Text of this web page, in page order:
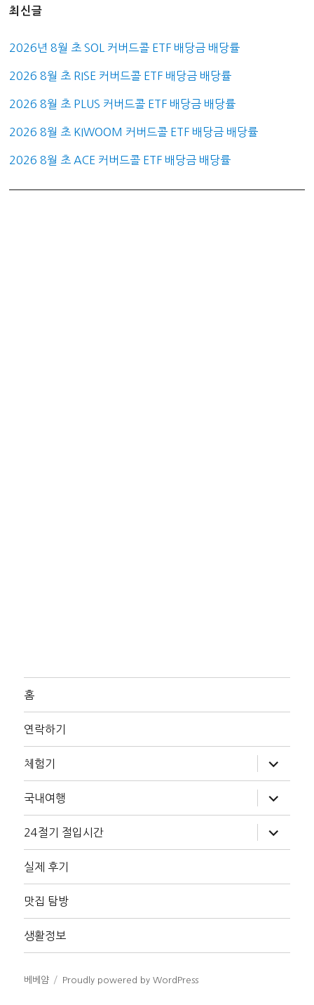
최신글
2026년 8월 초 SOL 커버드콜 ETF 배당금 배당률
2026 8월 초 RISE 커버드콜 ETF 배당금 배당률
2026 8월 초 PLUS 커버드콜 ETF 배당금 배당률
2026 8월 초 KIWOOM 커버드콜 ETF 배당금 배당률
2026 8월 초 ACE 커버드콜 ETF 배당금 배당률
홈
연락하기
체험기
위
메
확
장
국내여행
위
메
확
장
24절기 절입시간
위
메
장
실제 후기
맛집 탐방
생활정보
베베얌 Proudly powered by WordPress